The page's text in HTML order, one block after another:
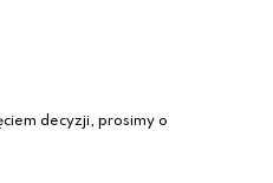
decyzji, prosimy o